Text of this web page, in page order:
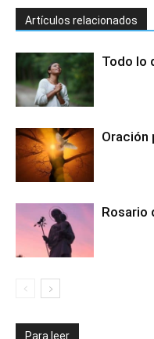
Artículos relacionados
Todo lo
Oración
Rosario
Para leer